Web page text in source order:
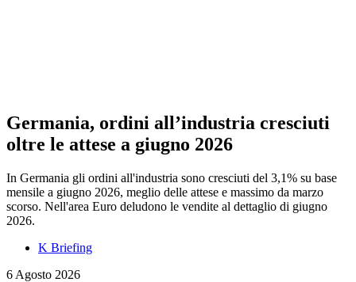
Germania, ordini all’industria cresciuti
oltre le attese a giugno 2026
In Germania gli ordini all'industria sono cresciuti del 3,1% su base
mensile a giugno 2026, meglio delle attese e massimo da marzo
scorso. Nell'area Euro deludono le vendite al dettaglio di giugno
2026.
K Briefing
6 Agosto 2026